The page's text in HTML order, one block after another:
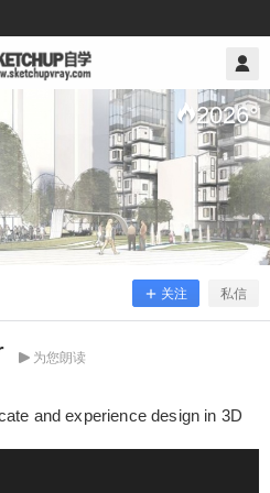
2026°
关注 私信
为您朗读
and experience design in 3D